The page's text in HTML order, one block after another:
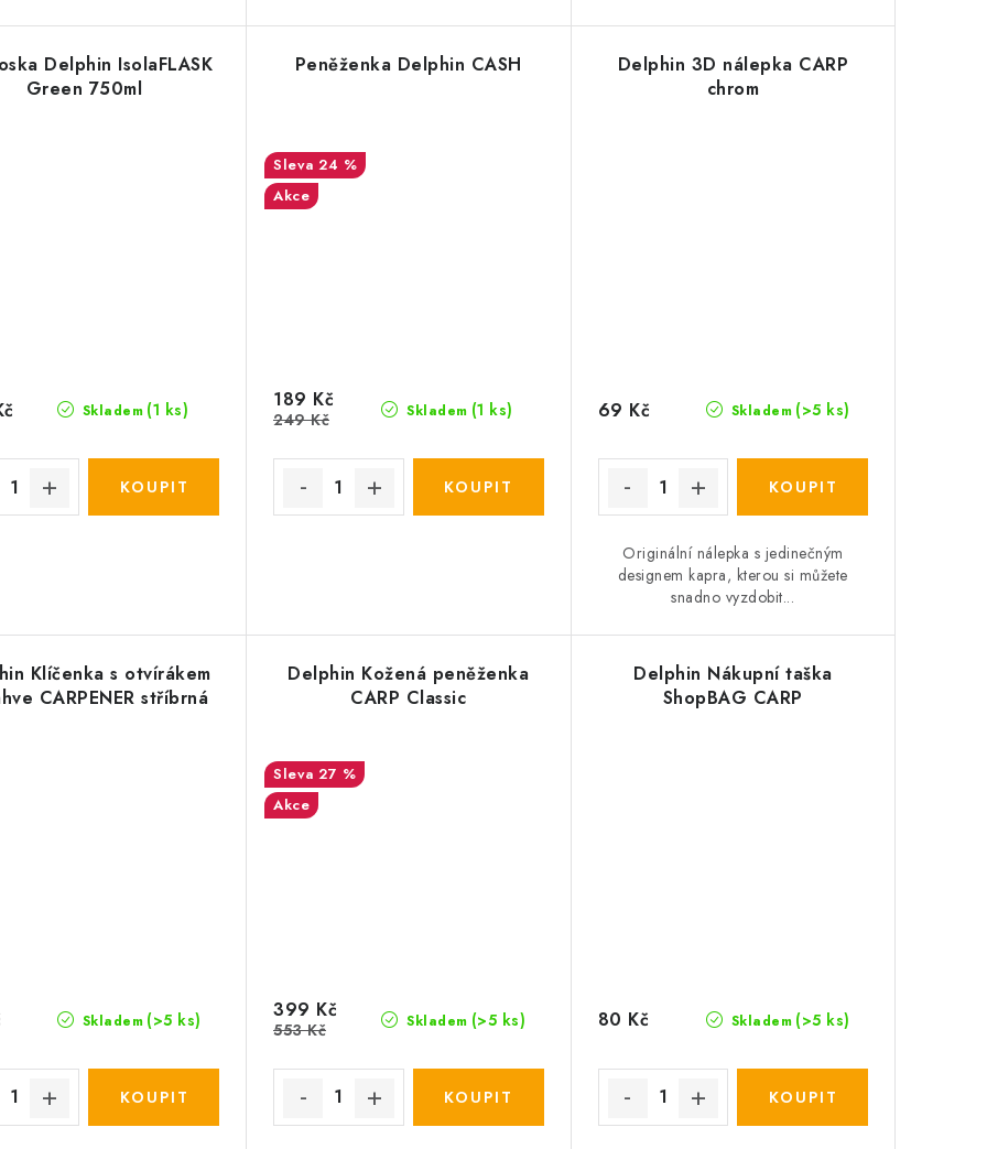
Delphin IsolaFLASK
Green 750ml
Skladem (1 ks)
Peněženka Delphin CASH
24 %
Akce
Skladem (1 ks)
189 Kč
249 Kč
Delphin 3D nálepka CARP
chrom
Skladem (>5 ks)
69 Kč
Originální nálepka s jedinečným
designem kapra, kterou si můžete
snadno vyzdobit...
Klíčenka s otvírákem
CARPENER stříbrná
Skladem (>5 ks)
Delphin Kožená peněženka
CARP Classic
27 %
Akce
Skladem (>5 ks)
399 Kč
553 Kč
Delphin Nákupní taška
ShopBAG CARP
Skladem (>5 ks)
80 Kč